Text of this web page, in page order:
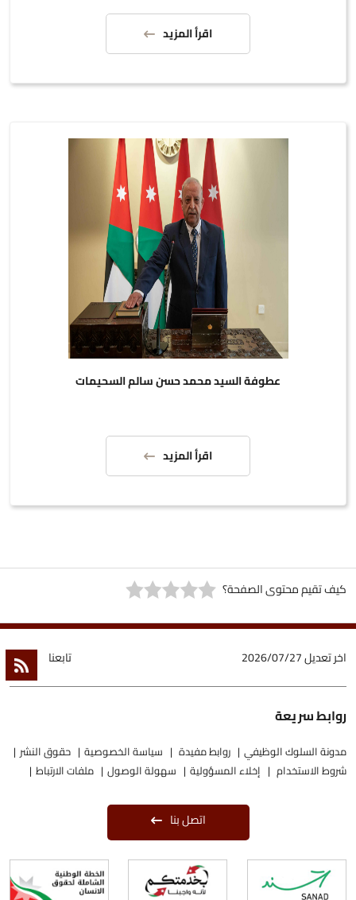
اقرأ المزيد
عطوفة السيد محمد حسن سالم السحيمات
اقرأ المزيد
كيف تقيم محتوى الصفحة؟
اخر تعديل2026/07/27 تابعنا
روابط سريعة
مدونة السلوك الوظيفي روابط مفيدة سياسة الخصوصية
حقوق النشر
شروط الاستخدام
إخلاء المسؤولية سهولة الوصول ملفات الارتباط
اتصل بنا